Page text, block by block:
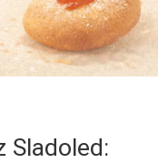
Sladoled: